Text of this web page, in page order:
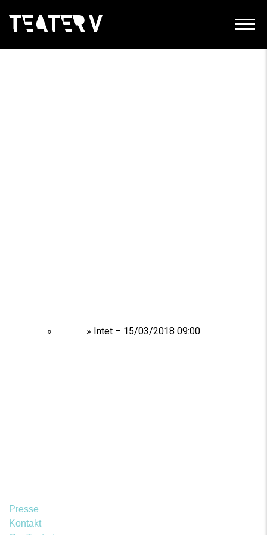
» » Intet – 15/03/2018 09:00
Presse
Kontakt